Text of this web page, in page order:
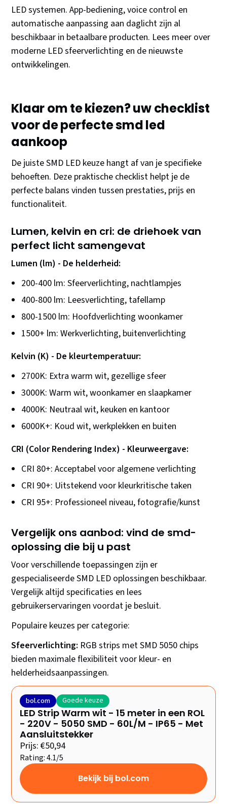
LED systemen. App-bediening, voice control en
automatische aanpassing aan daglicht zijn al
beschikbaar in betaalbare producten. Lees meer over
moderne LED sfeerverlichting en de nieuwste
ontwikkelingen.
Klaar om te kiezen? uw checklist
voor de perfecte smd led
aankoop
De juiste SMD LED keuze hangt af van je specifieke
behoeften. Deze praktische checklist helpt je de
perfecte balans vinden tussen prestaties, prijs en
functionaliteit.
Lumen, kelvin en cri: de driehoek van
perfect licht samengevat
Lumen (lm) - De helderheid:
200-400 lm: Sfeerverlichting, nachtlampjes
400-800 lm: Leesverlichting, tafellamp
800-1500 lm: Hoofdverlichting woonkamer
1500+ lm: Werkverlichting, buitenverlichting
Kelvin (K) - De kleurtemperatuur:
2700K: Extra warm wit, gezellige sfeer
3000K: Warm wit, woonkamer en slaapkamer
4000K: Neutraal wit, keuken en kantoor
6000K+: Koud wit, werkplekken en buiten
CRI (Color Rendering Index) - Kleurweergave:
CRI 80+: Acceptabel voor algemene verlichting
CRI 90+: Uitstekend voor kleurkritische taken
CRI 95+: Professioneel niveau, fotografie/kunst
Vergelijk ons aanbod: vind de smd-
oplossing die bij u past
Voor verschillende toepassingen zijn er
gespecialiseerde SMD LED oplossingen beschikbaar.
Vergelijk altijd specificaties en lees
gebruikerservaringen voordat je besluit.
Populaire keuzes per categorie:
Sfeerverlichting: RGB strips met SMD 5050 chips
bieden maximale flexibiliteit voor kleur- en
helderheidsaanpassingen.
bol.com Goede keuze
LED Strip Warm wit - 15 meter in een ROL
- 220V - 5050 SMD - 60L/M - IP65 - Met
Aansluitstekker
Prijs: €50,94
Rating: 4.1/5
Bekijk bij bol.com